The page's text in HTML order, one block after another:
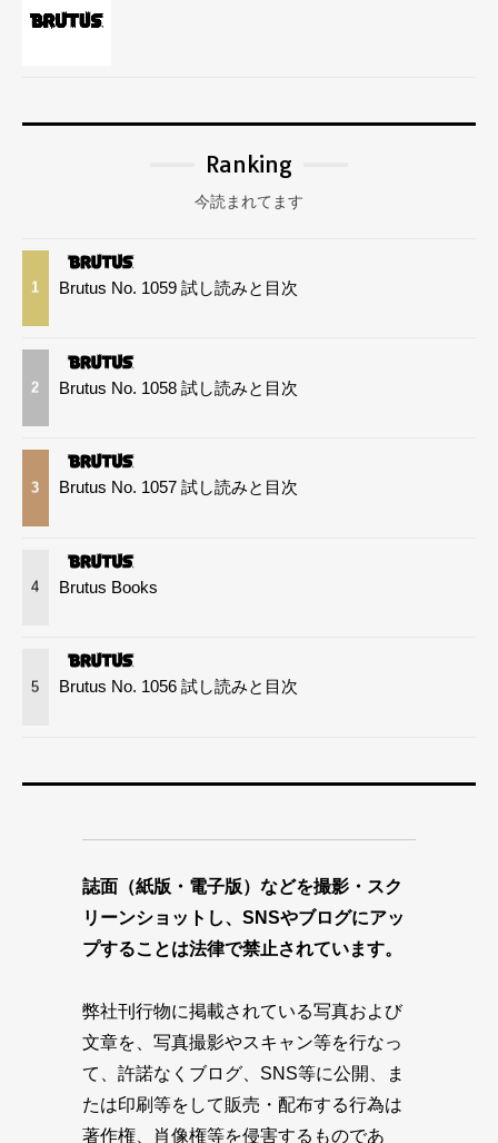
Ranking
今読まれてます
1 Brutus No. 1059 試し読みと目次
2 Brutus No. 1058 試し読みと目次
3 Brutus No. 1057 試し読みと目次
4 Brutus Books
5 Brutus No. 1056 試し読みと目次
誌面（紙版・電子版）などを撮影・スク
リーンショットし、SNSやブログにアッ
プすることは法律で禁止されています。
弊社刊行物に掲載されている写真および
文章を、写真撮影やスキャン等を行なっ
て、許諾なくブログ、SNS等に公開、ま
たは印刷等をして販売・配布する行為は
著作権、肖像権等を侵害するものであ